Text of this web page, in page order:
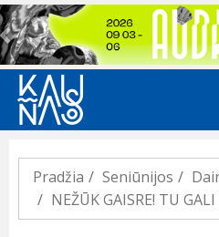
Previous
Pradžia Seniūnijos
NEŽŪK GAISRE! TU